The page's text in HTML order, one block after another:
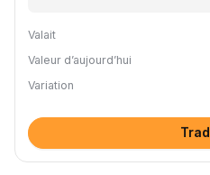
Valait
Valeur d’aujourd’hui
Variation